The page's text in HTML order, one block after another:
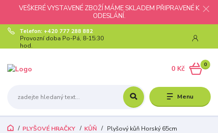
VEŠKERÉ VYSTAVENÉ ZBOŽÍ MÁME SKLADEM PŘIPRAVENÉ K
ODESLÁNÍ.
Menu
Telefon: +420 777 288 882
Provozní doba Po-Pá, 8-15:30
hod.
0
0 Kč
PLYŠOVÉ HRAČKY KŮŇ Plyšový kůň Horský 65cm